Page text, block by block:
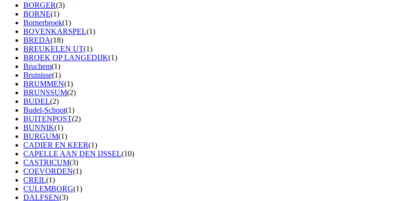
BORGER(3)
BORNE(1)
Bornerbroek(1)
BOVENKARSPEL(1)
BREDA(18)
BREUKELEN UT(1)
BROEK OP LANGEDIJK(1)
Bruchem(1)
Bruinisse(1)
BRUMMEN(1)
BRUNSSUM(2)
BUDEL(2)
Budel-Schoot(1)
BUITENPOST(2)
BUNNIK(1)
BURGUM(1)
CADIER EN KEER(1)
CAPELLE AAN DEN IJSSEL(10)
CASTRICUM(3)
COEVORDEN(1)
CREIL(1)
CULEMBORG(1)
DALFSEN(3)